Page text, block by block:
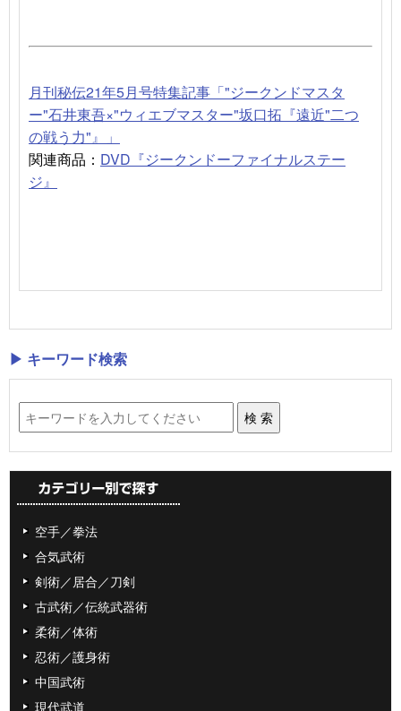
月刊秘伝21年5月号特集記事 「"ジークンドマスタ
ー"石井東吾×"ウィエブマスター"坂口拓『遠近"二つ
の戦う力"』」
関連商品： DVD『ジークンドーファイナルステー
ジ』
▶ キーワード検索
空手／拳法
合気武術
剣術／居合／刀剣
古武術／伝統武器術
柔術／体術
忍術／護身術
中国武術
現代武道